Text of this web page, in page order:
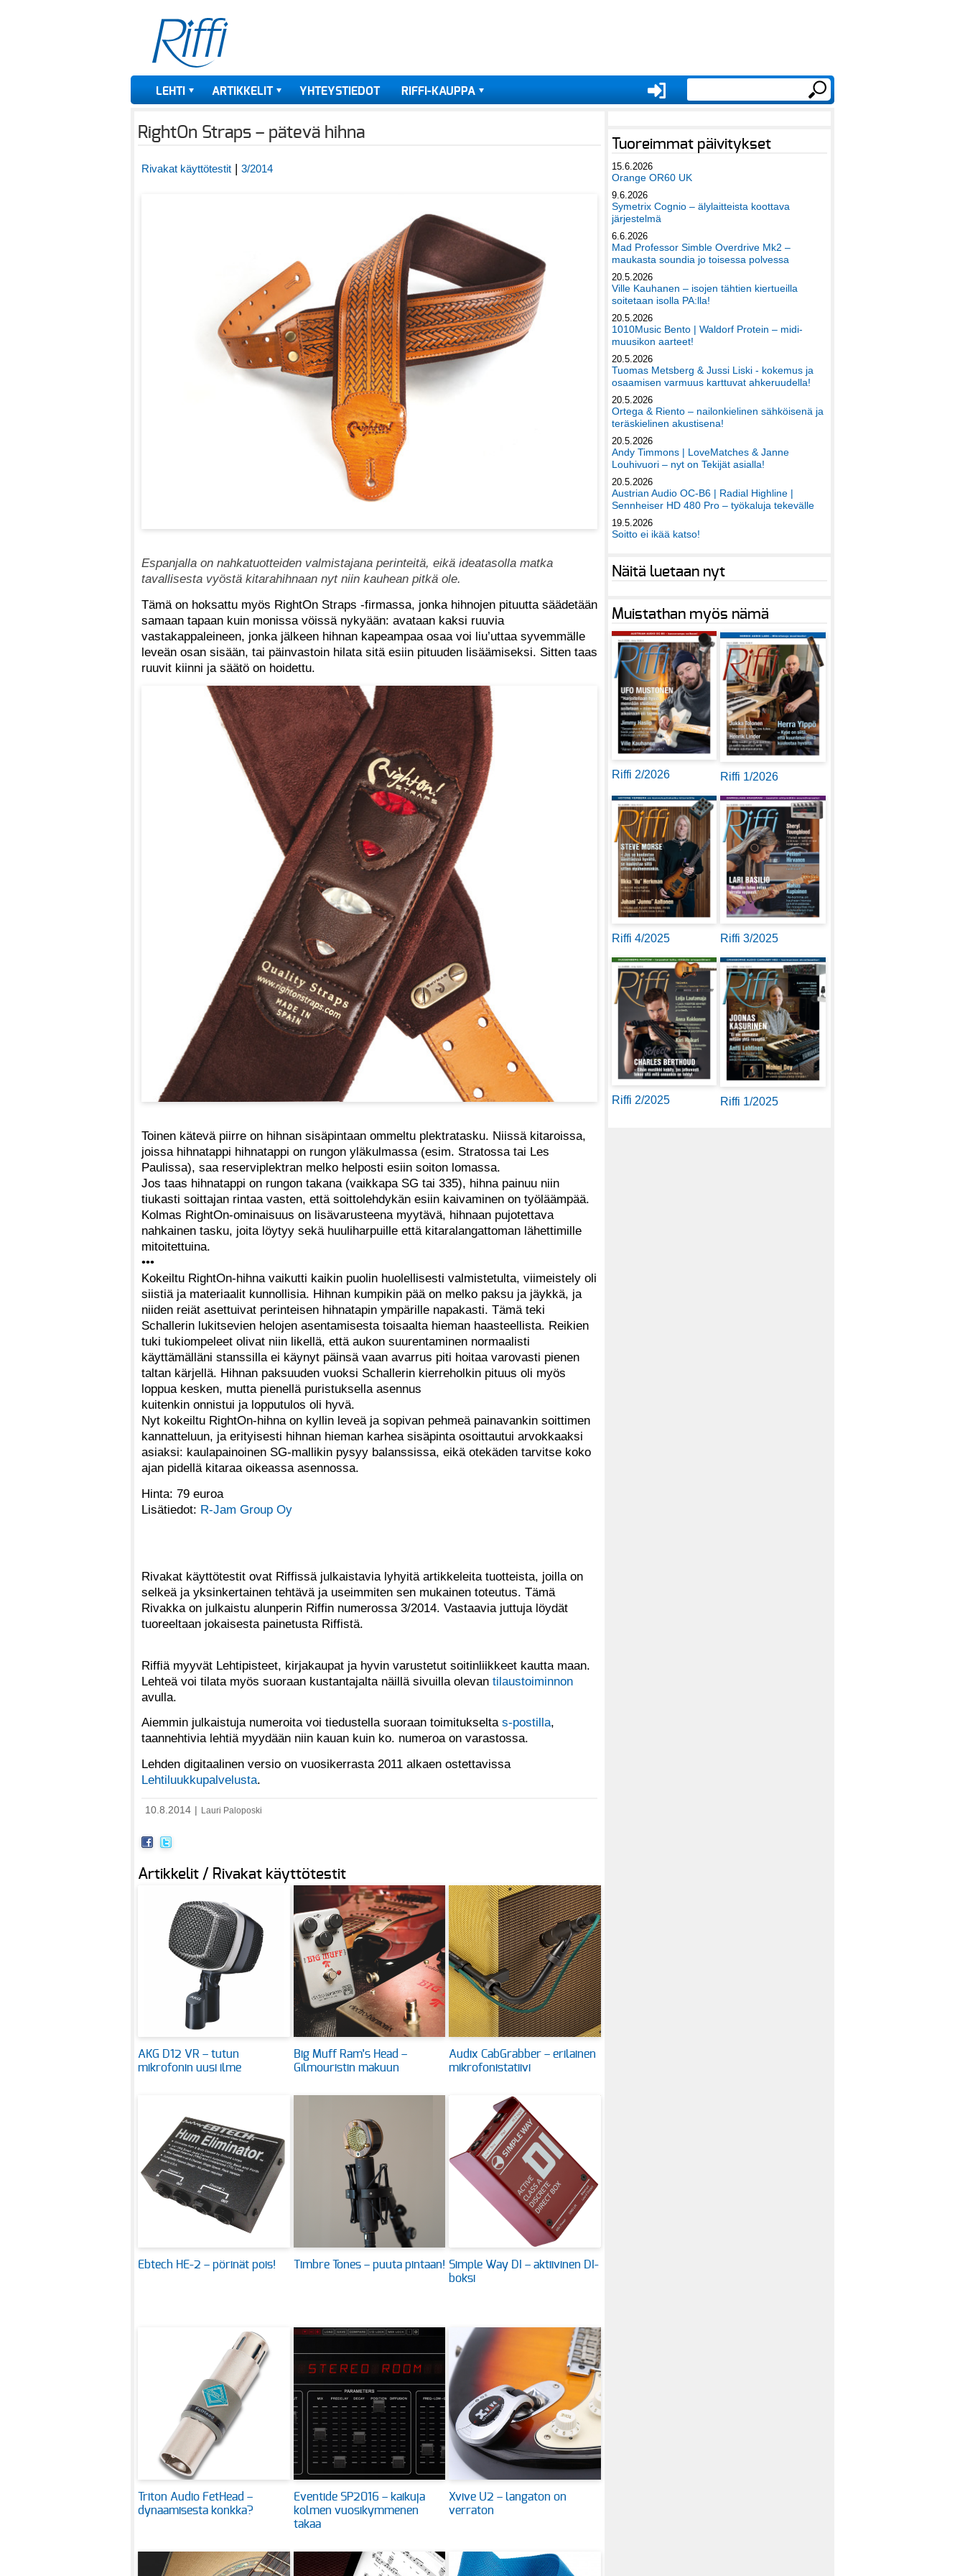
LEHTI ARTIKKELIT YHTEYSTIEDOT RIFFI-KAUPPA
RightOn Straps – pätevä hihna
Rivakat käyttötestit | 3/2014
Espanjalla on nahkatuotteiden valmistajana perinteitä, eikä ideatasolla matka
tavallisesta vyöstä kitarahihnaan nyt niin kauhean pitkä ole.
Tämä on hoksattu myös RightOn Straps -firmassa, jonka hihnojen pituutta säädetään
samaan tapaan kuin monissa vöissä nykyään: avataan kaksi ruuvia
vastakappaleineen, jonka jälkeen hihnan kapeampaa osaa voi liu’uttaa syvemmälle
leveän osan sisään, tai päinvastoin hilata sitä esiin pituuden lisäämiseksi. Sitten taas
ruuvit kiinni ja säätö on hoidettu.
Toinen kätevä piirre on hihnan sisäpintaan ommeltu plektratasku. Niissä kitaroissa,
joissa hihnatappi hihnatappi on rungon yläkulmassa (esim. Stratossa tai Les
Paulissa), saa reserviplektran melko helposti esiin soiton lomassa.
Jos taas hihnatappi on rungon takana (vaikkapa SG tai 335), hihna painuu niin
tiukasti soittajan rintaa vasten, että soittolehdykän esiin kaivaminen on työläämpää.
Kolmas RightOn-ominaisuus on lisävarusteena myytävä, hihnaan pujotettava
nahkainen tasku, joita löytyy sekä huuliharpuille että kitaralangattoman lähettimille
mitoitettuina.
•••
Kokeiltu RightOn-hihna vaikutti kaikin puolin huolellisesti valmistetulta, viimeistely oli
siistiä ja materiaalit kunnollisia. Hihnan kumpikin pää on melko paksu ja jäykkä, ja
niiden reiät asettuivat perinteisen hihnatapin ympärille napakasti. Tämä teki
Schallerin lukitsevien helojen asentamisesta toisaalta hieman haasteellista. Reikien
tuki tukiompeleet olivat niin likellä, että aukon suurentaminen normaalisti
käyttämälläni stanssilla ei käynyt päinsä vaan avarrus piti hoitaa varovasti pienen
taltan kärjellä. Hihnan paksuuden vuoksi Schallerin kierreholkin pituus oli myös
loppua kesken, mutta pienellä puristuksella asennus
kuitenkin onnistui ja lopputulos oli hyvä.
Nyt kokeiltu RightOn-hihna on kyllin leveä ja sopivan pehmeä painavankin soittimen
kannatteluun, ja erityisesti hihnan hieman karhea sisäpinta osoittautui arvokkaaksi
asiaksi: kaulapainoinen SG-mallikin pysyy balanssissa, eikä otekäden tarvitse koko
ajan pidellä kitaraa oikeassa asennossa.
Hinta: 79 euroa
Lisätiedot: R-Jam Group Oy
Rivakat käyttötestit ovat Riffissä julkaistavia lyhyitä artikkeleita tuotteista, joilla on
selkeä ja yksinkertainen tehtävä ja useimmiten sen mukainen toteutus. Tämä
Rivakka on julkaistu alunperin Riffin numerossa 3/2014. Vastaavia juttuja löydät
tuoreeltaan jokaisesta painetusta Riffistä.
Riffiä myyvät Lehtipisteet, kirjakaupat ja hyvin varustetut soitinliikkeet kautta maan.
Lehteä voi tilata myös suoraan kustantajalta näillä sivuilla olevan tilaustoiminnon
avulla.
Aiemmin julkaistuja numeroita voi tiedustella suoraan toimitukselta s-postilla,
taannehtivia lehtiä myydään niin kauan kuin ko. numeroa on varastossa.
Lehden digitaalinen versio on vuosikerrasta 2011 alkaen ostettavissa
Lehtiluukkupalvelusta.
10.8.2014 Lauri Paloposki
Artikkelit / Rivakat käyttötestit
AKG D12 VR – tutun
mikrofonin uusi ilme
Big Muff Ram’s Head –
Gilmouristin makuun
Audix CabGrabber – erilainen
mikrofonistatiivi
Ebtech HE-2 – pörinät pois! Timbre Tones – puuta pintaan! Simple Way DI – aktiivinen DI-
boksi
Triton Audio FetHead –
dynaamisesta konkka?
Eventide SP2016 – kaikuja
kolmen vuosikymmenen
takaa
Xvive U2 – langaton on
verraton
Tuoreimmat päivitykset
15.6.2026
Orange OR60 UK
9.6.2026
Symetrix Cognio – älylaitteista koottava
järjestelmä
6.6.2026
Mad Professor Simble Overdrive Mk2 –
maukasta soundia jo toisessa polvessa
20.5.2026
Ville Kauhanen – isojen tähtien kiertueilla
soitetaan isolla PA:lla!
20.5.2026
1010Music Bento | Waldorf Protein – midi-
muusikon aarteet!
20.5.2026
Tuomas Metsberg & Jussi Liski - kokemus ja
osaamisen varmuus karttuvat ahkeruudella!
20.5.2026
Ortega & Riento – nailonkielinen sähköisenä ja
teräskielinen akustisena!
20.5.2026
Andy Timmons | LoveMatches & Janne
Louhivuori – nyt on Tekijät asialla!
20.5.2026
Austrian Audio OC-B6 | Radial Highline |
Sennheiser HD 480 Pro – työkaluja tekevälle
19.5.2026
Soitto ei ikää katso!
Näitä luetaan nyt
Muistathan myös nämä
Riffi 2/2026 Riffi 1/2026
Riffi 4/2025 Riffi 3/2025
Riffi 2/2025 Riffi 1/2025